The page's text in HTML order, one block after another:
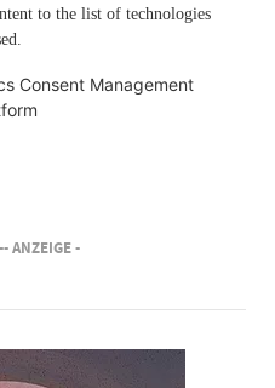
to the list of technologies
Consent Management
- ANZEIGE -